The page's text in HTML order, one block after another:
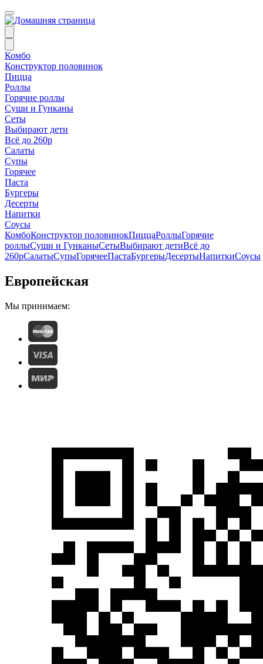
Комбо
Конструктор половинок
Пицца
Роллы
Горячие роллы
Суши и Гунканы
Сеты
Выбирают дети
Всё до 260р
Салаты
Супы
Горячее
Паста
Бургеры
Десерты
Напитки
Соусы
КомбоКонструктор половинокПиццаРоллыГорячие
роллыСуши и ГунканыСетыВыбирают детиВсё до
260рСалатыСупыГорячееПастаБургерыДесертыНапиткиСоусы
Европейская
Мы принимаем: